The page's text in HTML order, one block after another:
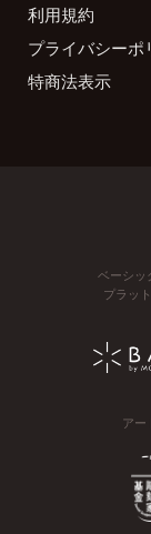
利用規約
プライバシーポ
特商法表示
ベーシッ
プラッ
アー